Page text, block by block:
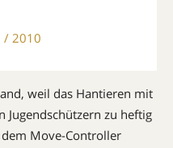
/ 2010
weil das Hantieren mit
Jugendschützern zu heftig
Move-Controller